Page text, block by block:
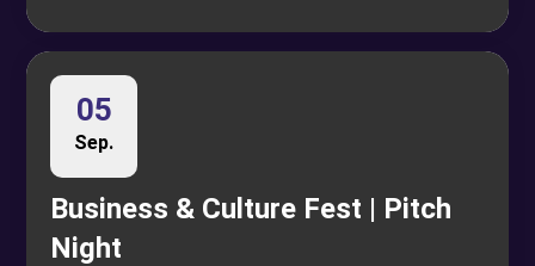
05
Sep.
Business & Culture Fest | Pitch
Night